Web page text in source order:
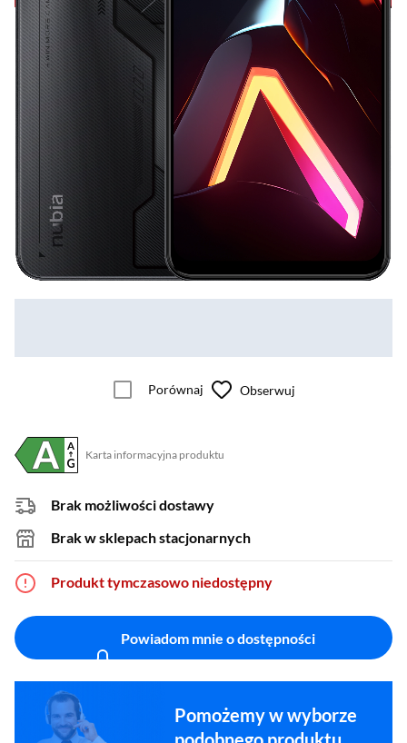
Porównaj Obserwuj
Karta informacyjna produktu
Plik w formacie pdf
(otworzy się w nowym oknie)
Brak możliwości dostawy
Brak w sklepach stacjonarnych
Produkt tymczasowo niedostępny
Powiadom mnie o dostępności
Pomożemy w wyborze